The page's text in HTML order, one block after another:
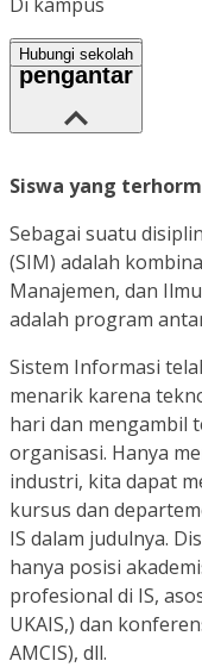
Di kampus
Hubungi sekolah
pengantar
Siswa yang
Sebagai suatu
(SIM) adalah
Manajemen, dan
adalah program
Sistem Informasi
menarik karena
hari dan mengambil
organisasi. Hanya
industri, kita dapat
kursus dan
IS dalam judulnya.
hanya posisi
profesional di IS,
UKAIS,) dan
AMCIS), dll.